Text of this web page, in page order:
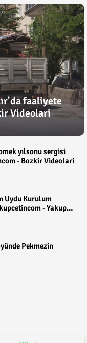
faaliyete
Videolari
yılsonu sergisi
- Bozkir Videolari
Uydu Kurulum
- Yakup
Pekmezin